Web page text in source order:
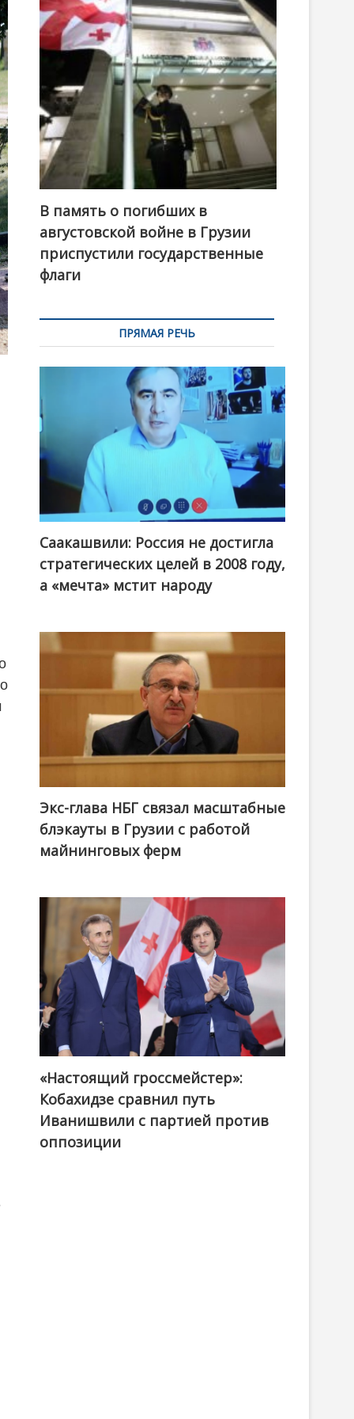
o
n
В память о погибших в
августовской войне в Грузии
приспустили государственные
флаги
ПРЯМАЯ РЕЧЬ
Саакашвили: Россия не достигла
стратегических целей в 2008 году,
а «мечта» мстит народу
Экс-глава НБГ связал масштабные
блэкауты в Грузии с работой
майнинговых ферм
@ქართული ოცნება / Georgian Dream
«Настоящий гроссмейстер»:
Кобахидзе сравнил путь
Иванишвили с партией против
оппозиции